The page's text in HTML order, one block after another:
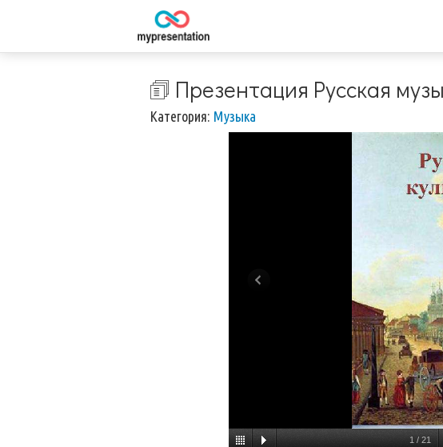
🗊 Презентация Русская
Категория: Музыка
1 / 21